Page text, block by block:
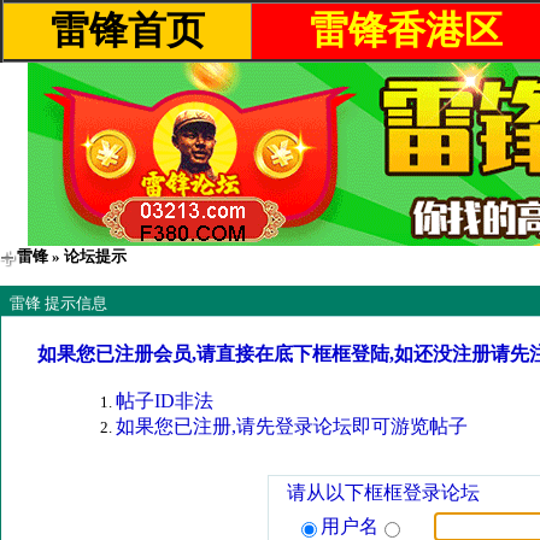
雷锋首页 雷锋香港区
雷锋 » 论坛提示
雷锋 提示信息
如果您已注册会员,请直接在底下框框登陆,如还没注册请先
帖子ID非法
如果您已注册,请先登录论坛即可游览帖子
请从以下框框登录论坛
用户名